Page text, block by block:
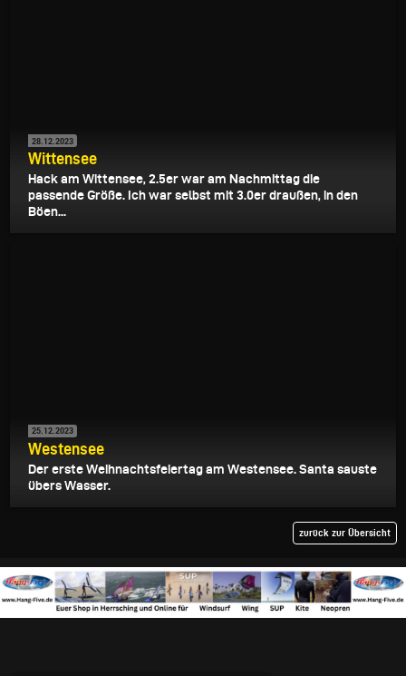
28.12.2023
Wittensee
Hack am Wittensee, 2.5er war am Nachmittag die
passende Größe. Ich war selbst mit 3.0er draußen, in den
Böen...
25.12.2023
Westensee
Der erste Weihnachtsfeiertag am Westensee. Santa sauste
übers Wasser.
zurück zur Übersicht